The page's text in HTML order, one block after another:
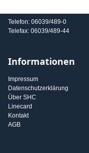
Telefon: 06039/489-0
Telefax: 06039/489-44
Informationen
Impressum
Datenschutzerklärung
Über SHC
Linecard
Kontakt
AGB